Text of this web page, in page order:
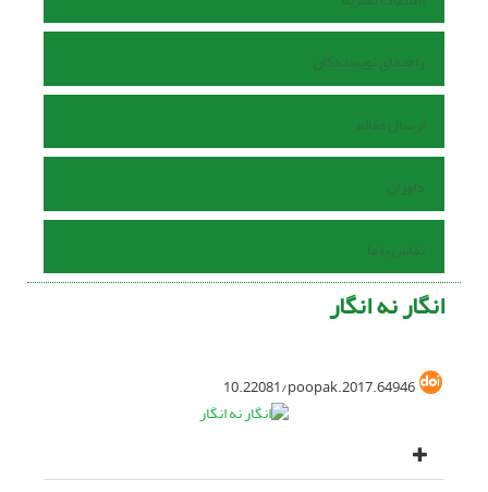
راهنمای نویسندگان
ارسال مقاله
داوران
تماس با ما
انگار نه انگار
10.22081/poopak.2017.64946